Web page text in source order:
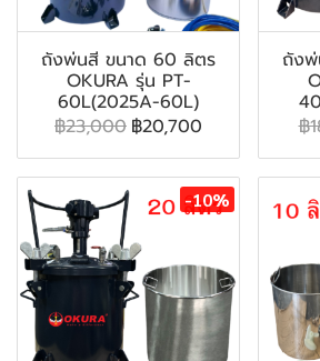
ถังพ่นสี ขนาด 60 ลิตร
OKURA รุ่น PT-
60L(2025A-60L)
฿23,000 ฿20,700
ถัง
฿
-10%